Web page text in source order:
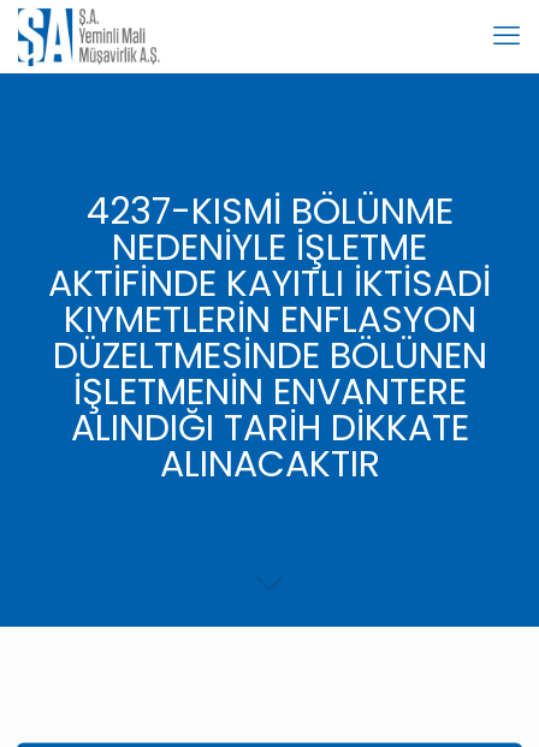
4237-KISMİ BÖLÜNME
NEDENİYLE İŞLETME
AKTİFİNDE KAYITLI İKTİSADİ
KIYMETLERİN ENFLASYON
DÜZELTMESİNDE BÖLÜNEN
İŞLETMENİN ENVANTERE
ALINDIĞI TARİH DİKKATE
ALINACAKTIR